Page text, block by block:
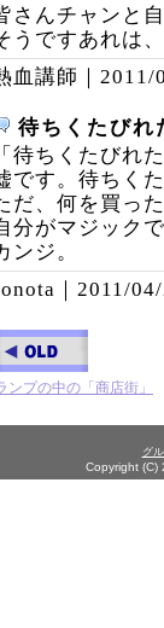
さんチャンと
うですあれは
血講師｜ 2011/
待ちくたびれ
「待ちくたびれ
です。待ちく
だ、何を買っ
分がマジック
ンジ。
｜ 2011/
ンプの中の「商店街」
グ
Copyright (C)